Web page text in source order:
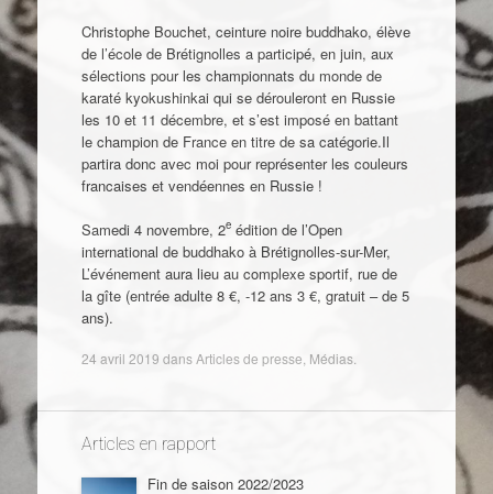
Christophe Bouchet, ceinture noire buddhako, élève
de l’école de Brétignolles a participé, en juin, aux
sélections pour les championnats du monde de
karaté kyokushinkai qui se dérouleront en Russie
les 10 et 11 décembre, et s’est imposé en battant
le champion de France en titre de sa catégorie.Il
partira donc avec moi pour représenter les couleurs
francaises et vendéennes en Russie !
Samedi 4 novembre, 2eédition de l’Open
international de buddhako à Brétignolles-sur-Mer,
L’événement aura lieu au complexe sportif, rue de
la gîte (entrée adulte 8 €, -12 ans 3 €, gratuit – de 5
ans).
24 avril 2019 dans Articles de presse Médias.
Articles en rapport
Fin de saison 2022/2023